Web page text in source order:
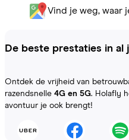
Vind je weg, waar
De beste prestaties in al
Ontdek de vrijheid van
razendsnelle 4G en 5G. Holafly
avontuur je ook brengt!